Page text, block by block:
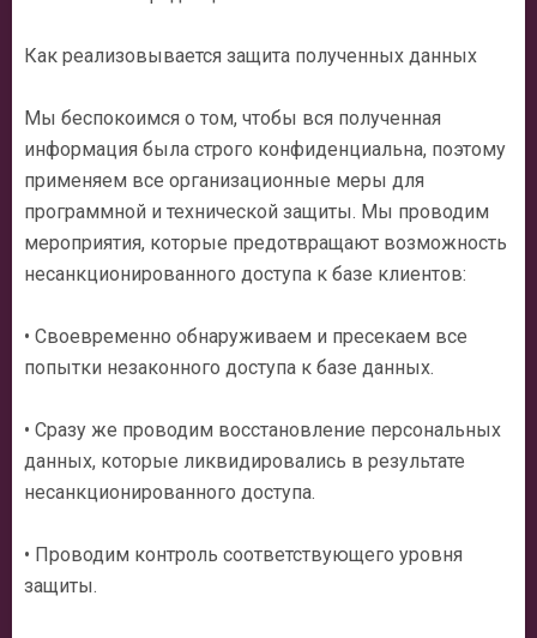
Как реализовывается защита полученных данных
Мы беспокоимся о том, чтобы вся полученная
информация была строго конфиденциальна, поэтому
применяем все организационные меры для
программной и технической защиты. Мы проводим
мероприятия, которые предотвращают возможность
несанкционированного доступа к базе клиентов:
• Своевременно обнаруживаем и пресекаем все
попытки незаконного доступа к базе данных.
• Сразу же проводим восстановление персональных
данных, которые ликвидировались в результате
несанкционированного доступа.
• Проводим контроль соответствующего уровня
защиты.